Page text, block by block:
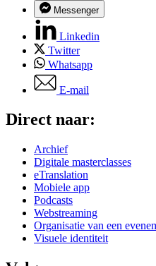
Messenger
Linkedin
Twitter
Whatsapp
E-mail
Direct naar:
Archief
Digitale masterclasses
eTranslation
Mobiele app
Podcasts
Webstreaming
Organisatie van een
Visuele identiteit